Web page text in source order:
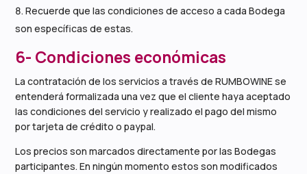
Recuerde que las condiciones de acceso a cada Bodega
son específicas de estas.
6- Condiciones económicas
La contratación de los servicios a través de RUMBOWINE se
entenderá formalizada una vez que el cliente haya aceptado
las condiciones del servicio y realizado el pago del mismo
por tarjeta de crédito o paypal.
Los precios son marcados directamente por las Bodegas
participantes. En ningún momento estos son modificados